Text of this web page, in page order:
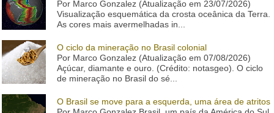
Por Marco Gonzalez (Atualização em 23/07/2026)
Visualização esquemática da crosta oceânica da Terra.
As cores mais avermelhadas in...
O ciclo da mineração no Brasil colonial
Por Marco Gonzalez (Atualização em 07/08/2026)
Açúcar, diamante e ouro. (Crédito: notasgeo). O ciclo
de mineração no Brasil do sé...
O Brasil se move para a esquerda, uma área de atritos